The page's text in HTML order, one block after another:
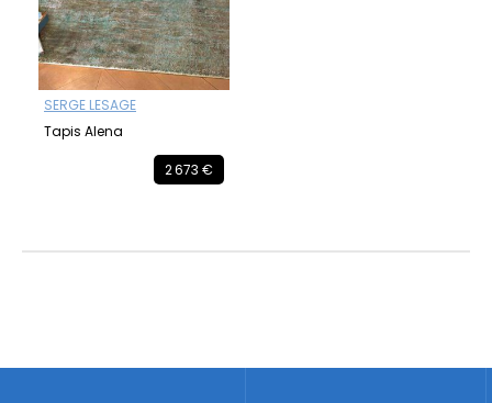
SERGE LESAGE
Tapis Alena
2 673 €